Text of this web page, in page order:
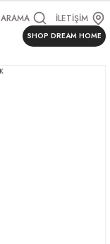
ARAMA İLETİŞİM
SHOP DREAM HOME